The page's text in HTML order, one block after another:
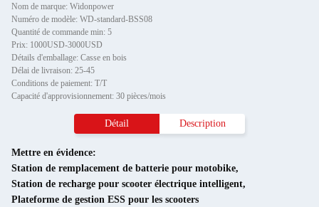
Nom de marque: Widonpower
Numéro de modèle: WD-standard-BSS08
Quantité de commande min: 5
Prix: 1000USD-3000USD
Détails d'emballage: Casse en bois
Délai de livraison: 25-45
Conditions de paiement: T/T
Capacité d'approvisionnement: 30 pièces/mois
Détail Description
Mettre en évidence:
Station de remplacement de batterie pour motobike,
Station de recharge pour scooter électrique intelligent,
Plateforme de gestion ESS pour les scooters